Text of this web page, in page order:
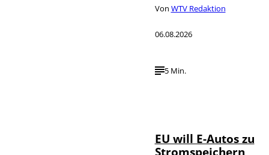
Von WTV Redaktion
06.08.2026
5 Min.
EU will E-Autos zu
Stromspeichern